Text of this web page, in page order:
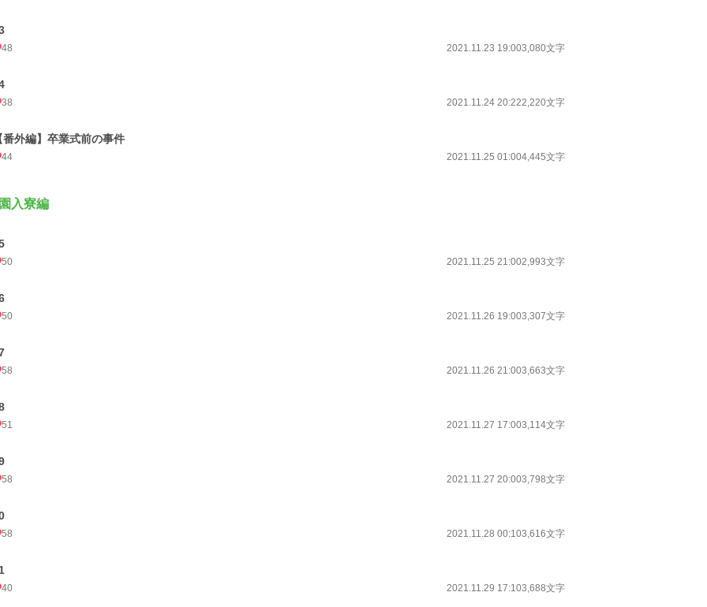
48 2021.11.23 19:003,080文字
38 2021.11.24 20:222,220文字
番外編】卒業式前の事件
44 2021.11.25 01:004,445文字
入寮編
50 2021.11.25 21:002,993文字
50 2021.11.26 19:003,307文字
58 2021.11.26 21:003,663文字
51 2021.11.27 17:003,114文字
58 2021.11.27 20:003,798文字
58 2021.11.28 00:103,616文字
40 2021.11.29 17:103,688文字